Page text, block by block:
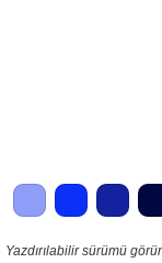
Yazdırılabilir sürümü